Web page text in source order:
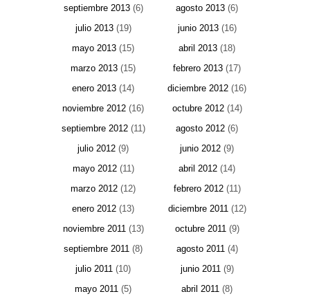
septiembre 2013(6) agosto 2013 (6)
julio 2013(19) junio 2013(16)
mayo 2013 (15) abril 2013 (18)
marzo 2013 (15) febrero 2013 (17)
enero 2013 (14) diciembre 2012 (16)
noviembre 2012 (16) octubre 2012(14)
septiembre 2012(11) agosto 2012 (6)
julio 2012 (9) junio 2012 (9)
mayo 2012(11) abril 2012 (14)
marzo 2012 (12) febrero 2012(11)
enero 2012 (13) diciembre 2011(12)
noviembre 2011(13) octubre 2011(9)
septiembre 2011 (8) agosto 2011(4)
julio 2011 (10) junio 2011(9)
mayo 2011 (5) abril 2011 (8)